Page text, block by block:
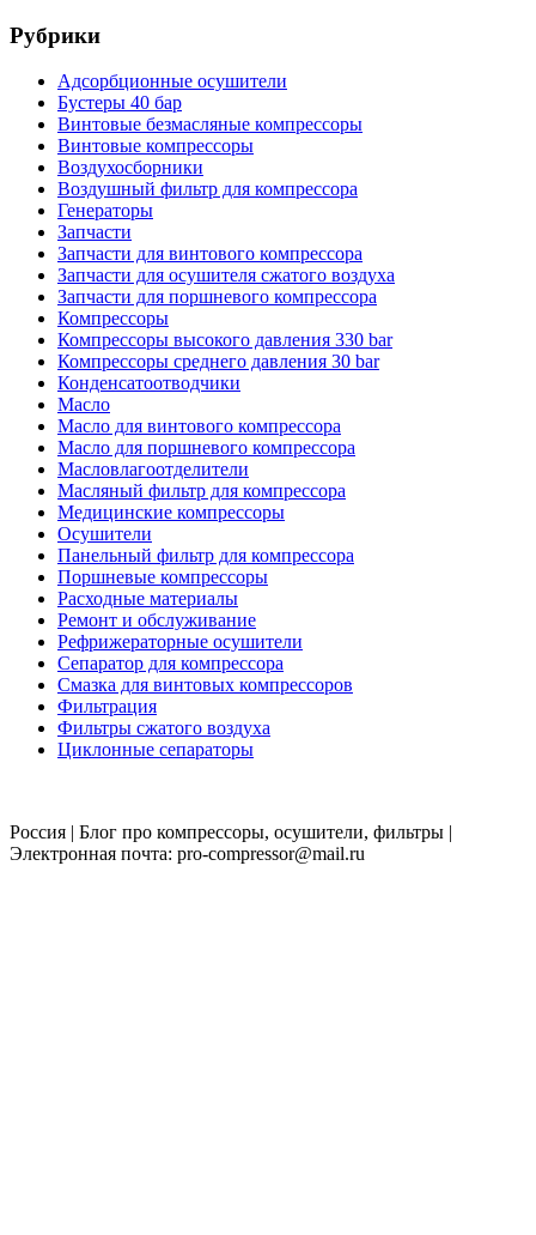
Рубрики
Адсорбционные осушители
Бустеры 40 бар
Винтовые безмасляные компрессоры
Винтовые компрессоры
Воздухосборники
Воздушный фильтр для компрессора
Генераторы
Запчасти
Запчасти для винтового компрессора
Запчасти для осушителя сжатого воздуха
Запчасти для поршневого компрессора
Компрессоры
Компрессоры высокого давления 330 bar
Компрессоры среднего давления 30 bar
Конденсатоотводчики
Масло
Масло для винтового компрессора
Масло для поршневого компрессора
Масловлагоотделители
Масляный фильтр для компрессора
Медицинские компрессоры
Осушители
Панельный фильтр для компрессора
Поршневые компрессоры
Расходные материалы
Ремонт и обслуживание
Рефрижераторные осушители
Сепаратор для компрессора
Смазка для винтовых компрессоров
Фильтрация
Фильтры сжатого воздуха
Циклонные сепараторы
Россия | Блог про компрессоры, осушители, фильтры |
Электронная почта: pro-compressor@mail.ru